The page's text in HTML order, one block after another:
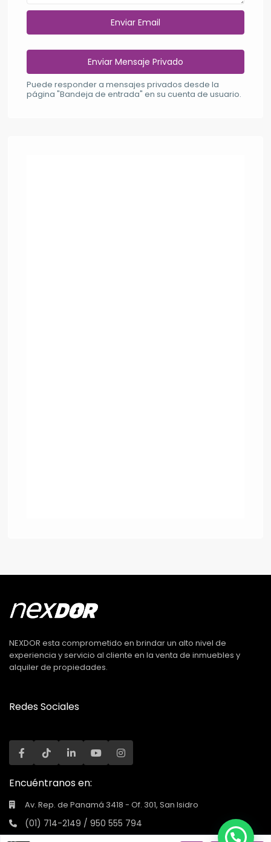
Puede responder a mensajes privados desde la
página "Bandeja de entrada" en su cuenta de usuario.
NEXDOR esta comprometido en brindar un alto nivel de
experiencia y servicio al cliente en la venta de inmuebles y
alquiler de propiedades.
Redes Sociales
Encuéntranos en:
Av. Rep. de Panamá 3418 - Of. 301, San Isidro
(01) 714-2149 / 950 555 794